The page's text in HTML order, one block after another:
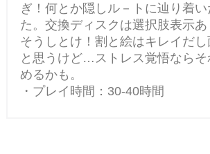
ぎ！何とか隠しル－トに辿り着い
た。交換ディスクは選択肢表示
そうしとけ！割と絵はキレイだ
と思うけど…ストレス覚悟ならそ
めるかも。
・プレイ時間：30-40時間